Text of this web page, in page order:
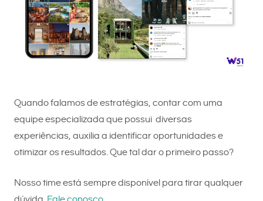
Quando falamos de estratégias, contar com uma
equipe especializada que possui diversas
experiências, auxilia a identificar oportunidades e
otimizar os resultados. Que tal dar o primeiro passo?
Nosso time está sempre disponível para tirar qualquer